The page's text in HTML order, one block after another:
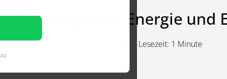
sorgen für Energie und
Lesezeit: 1 Minute